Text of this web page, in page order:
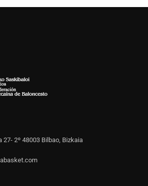
27- 2º 48003 Bilbao, Bizkaia